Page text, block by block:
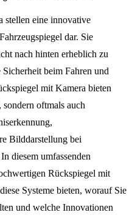
stellen eine innovative
dar. Sie
nach hinten erheblich zu
beim Fahren und
mit Kamera bieten
oftmals auch
Bilddarstellung bei
diesem umfassenden
Rückspiegel mit
Systeme bieten, worauf Sie
und welche Innovationen